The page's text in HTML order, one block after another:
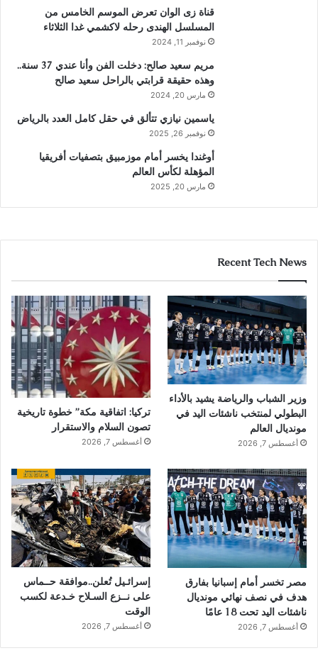
قناة زى الوان تعرض الموسم الخامس من
المسلسل الهندى رحله لاكشمي غدا الثلاثاء
نوفمبر 11, 2024
مريم سعيد صالح: دخلت الفن وأنا عندي 37 سنة..
وهذه حقيقة قرابتي بالراحل سعيد صالح
مارس 20, 2024
ياسمين نيازي تتألق في حقل كامل العدد بالرياض
نوفمبر 26, 2025
أوغندا يخسر أمام موزمبيق بتصفيات أفريقيا
المؤهلة لكأس العالم
مارس 20, 2025
Recent Tech News
وزير الشباب والرياضة يشيد بالأداء
البطولي لمنتخب ناشئات اليد في
مونديال العالم
أغسطس 7, 2026
تركيا: اتفاقية مكة” خطوة تاريخية
تصون السلام والاستقرار
أغسطس 7, 2026
مصر تخسر أمام إسبانيا بفارق
هدف في نصف نهائي مونديال
ناشئات اليد تحت 18 عامًا
أغسطس 7, 2026
إسرائـيل تُعلن..موافقة حــماس
على نــزع السـلاح خـدعة لكسب
الوقت
أغسطس 7, 2026